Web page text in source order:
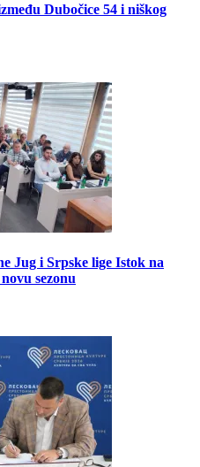
Dubočice 54 i niškog
Jug i Srpske lige Istok na
sezonu